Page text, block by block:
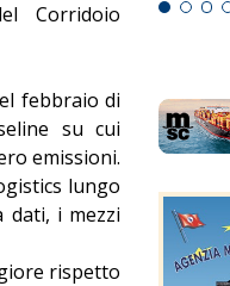
Corridoio
febbraio di
su cui
emissioni.
lungo
dati, i mezzi
rispetto